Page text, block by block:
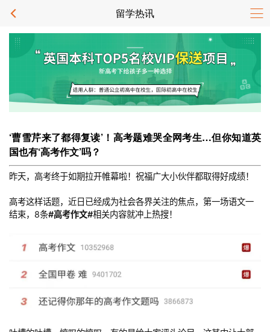
留学热讯
‘曹雪芹来了都得复读’！高考题难哭全网考生…但你知道英
国也有‘高考作文’吗？
昨天，高考终于如期拉开帷幕啦！祝福广大小伙伴都取得好成绩！
高考这样话题，近日已经成为社会各界关注的焦点，第一场语文一
结束，8条#高考作文#相关内容就冲上热搜！